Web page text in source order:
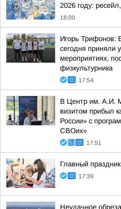
2026 году:
18:00
Игорь Трифонов:
сегодня приняли
мероприятиях,
физкультурника
17:54
В Центр им. А.И.
визитом прибыл
России» с
СВОих»
17:51
Главный
17:39
Неудачное